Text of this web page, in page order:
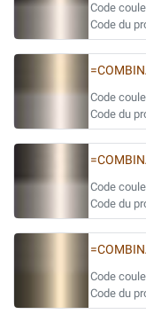
Code
Code du
Code
Code du
Code
Code du
Code
Code du